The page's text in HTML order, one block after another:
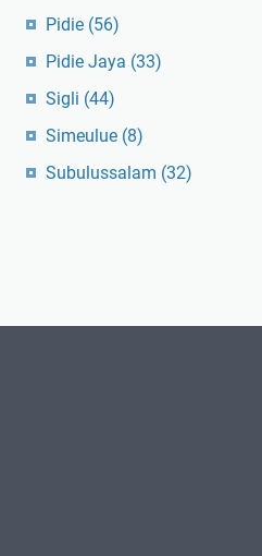
Pidie (56)
Pidie Jaya (33)
Sigli (44)
Simeulue (8)
Subulussalam (32)